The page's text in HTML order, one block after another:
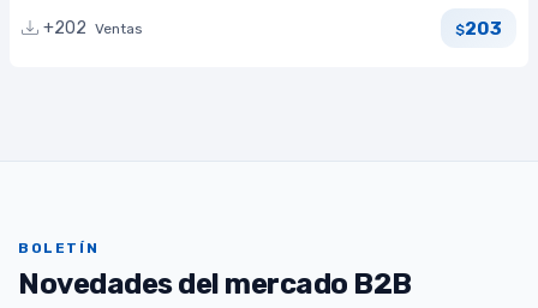
+202 Ventas $203
BOLETÍN
Novedades del mercado B2B